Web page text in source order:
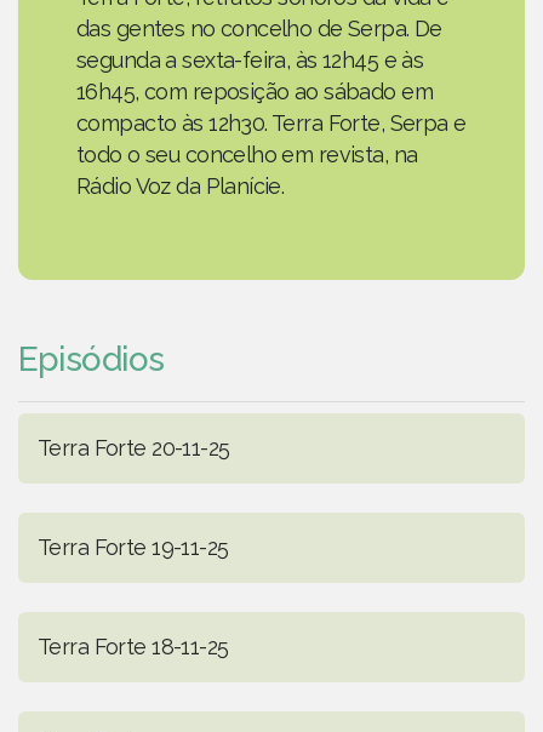
das gentes no concelho de Serpa. De
segunda a sexta-feira, às 12h45 e às
16h45, com reposição ao sábado em
compacto às 12h30. Terra Forte, Serpa e
todo o seu concelho em revista, na
Rádio Voz da Planície.
Episódios
Terra Forte 20-11-25
Terra Forte 19-11-25
Terra Forte 18-11-25